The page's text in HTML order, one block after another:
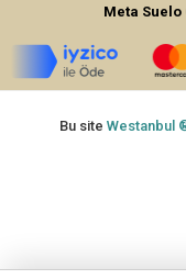
Meta Suelo
Bu siteWestanbul